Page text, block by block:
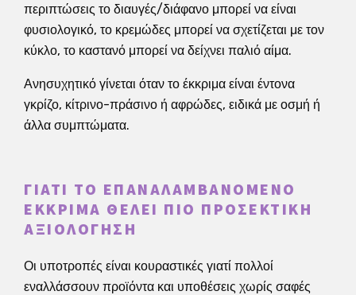
περιπτώσεις το διαυγές/διάφανο μπορεί να είναι
φυσιολογικό, το κρεμώδες μπορεί να σχετίζεται με τον
κύκλο, το καστανό μπορεί να δείχνει παλιό αίμα.
Ανησυχητικό γίνεται όταν το έκκριμα είναι έντονα
γκρίζο, κίτρινο-πράσινο ή αφρώδες, ειδικά με οσμή ή
άλλα συμπτώματα.
ΓΙΑΤΊ ΤΟ ΕΠΑΝΑΛΑΜΒΑΝΌΜΕΝΟ
ΈΚΚΡΙΜΑ ΘΈΛΕΙ ΠΙΟ ΠΡΟΣΕΚΤΙΚΉ
ΑΞΙΟΛΌΓΗΣΗ
Οι υποτροπές είναι κουραστικές γιατί πολλοί
εναλλάσσουν προϊόντα και υποθέσεις χωρίς σαφές